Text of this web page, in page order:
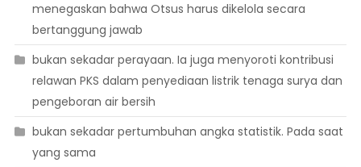
menegaskan bahwa Otsus harus dikelola secara
bertanggung jawab
bukan sekadar perayaan. Ia juga menyoroti kontribusi
relawan PKS dalam penyediaan listrik tenaga surya dan
pengeboran air bersih
bukan sekadar pertumbuhan angka statistik. Pada saat
yang sama